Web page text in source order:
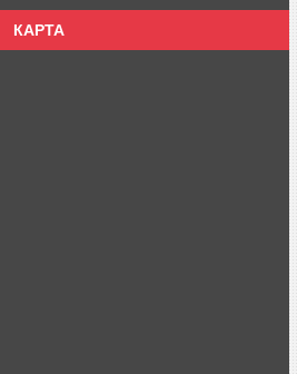
КАРТА